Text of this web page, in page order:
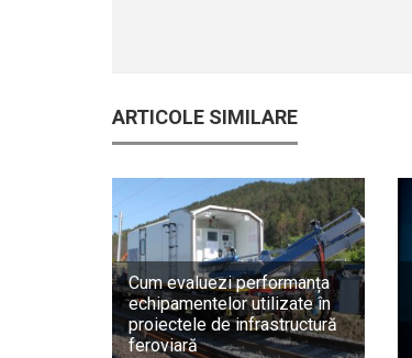
ARTICOLE SIMILARE
Cum evaluezi performanța
echipamentelor utilizate în
proiectele de infrastructură
feroviară